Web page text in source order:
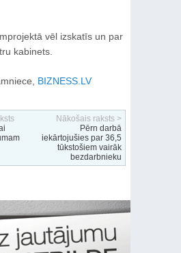
vēl izskatīs un par
kabinets.
BIZNESS.LV
Nākošais raksts >
Pērn darbā
iekārtojušies par 36,5
tūkstošiem vairāk
bezdarbnieku